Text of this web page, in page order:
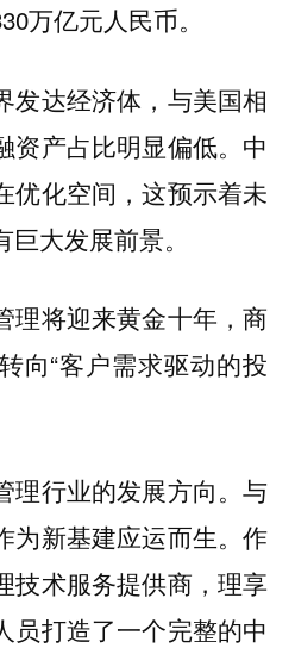
万亿元人民币。
发达经济体，与美国相
资产占比明显偏低。中
优化空间，这预示着未
大发展前景。
理将迎来黄金十年，商
向“客户需求驱动的投
理行业的发展方向。与
为新基建应运而生。作
技术服务提供商，理享
员打造了一个完整的中